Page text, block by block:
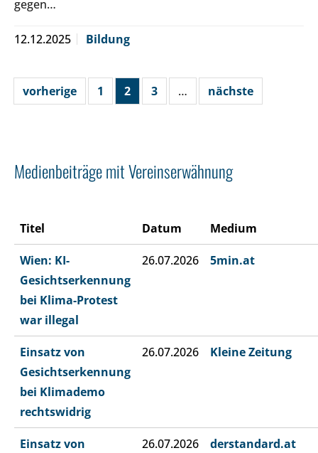
gegen…
12.12.2025 Bildung
vorherige 1 2 3 … nächste
Medienbeiträge mit Vereinserwähnung
Titel Datum Medium
Wien: KI-
Gesichtserkennung
bei Klima-Protest
war illegal
26.07.2026 5min.at
Einsatz von
Gesichtserkennung
bei Klimademo
rechtswidrig
26.07.2026 Kleine Zeitung
Einsatz von
26.07.2026 derstandard.at